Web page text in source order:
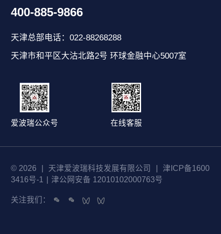
400-885-9866
天津总部电话：022-88268288
天津市和平区大沽北路2号 环球金融中心5007室
爱波瑞公众号 在线客服
© 2026 天津爱波瑞科技发展有限公司
津ICP备1600
3416号-1
津公网安备 12010102000763号
关注我们：